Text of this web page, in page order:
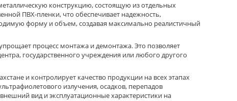
конструкцию, состоящую из отдельных
ПВХ-пленки, что обеспечивает надежность,
форму и объем, создавая максимально реалистичный
процесс монтажа и демонтажа. Это позволяет
государственного учреждения или любого другого
и контролирует качество продукции на всех этапах
излучения, осадков, перепадов
вид и эксплуатационные характеристики на